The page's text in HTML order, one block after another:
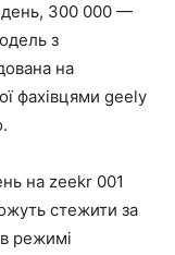
день, 300 000 —
з
на
фахівцями geely
на zeekr 001
стежити за
режимі